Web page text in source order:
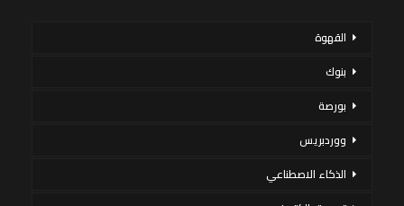
القهوة
بنوك
بورصة
ووردبريس
الذكاء الاصطناعي